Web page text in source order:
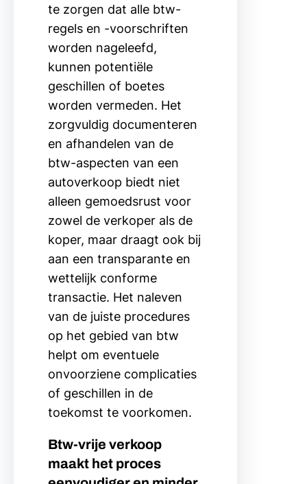
te zorgen dat alle btw-
regels en -voorschriften
worden nageleefd,
kunnen potentiële
geschillen of boetes
worden vermeden. Het
zorgvuldig documenteren
en afhandelen van de
btw-aspecten van een
autoverkoop biedt niet
alleen gemoedsrust voor
zowel de verkoper als de
koper, maar draagt ook bij
aan een transparante en
wettelijk conforme
transactie. Het naleven
van de juiste procedures
op het gebied van btw
helpt om eventuele
onvoorziene complicaties
of geschillen in de
toekomst te voorkomen.
Btw-vrije verkoop
maakt het proces